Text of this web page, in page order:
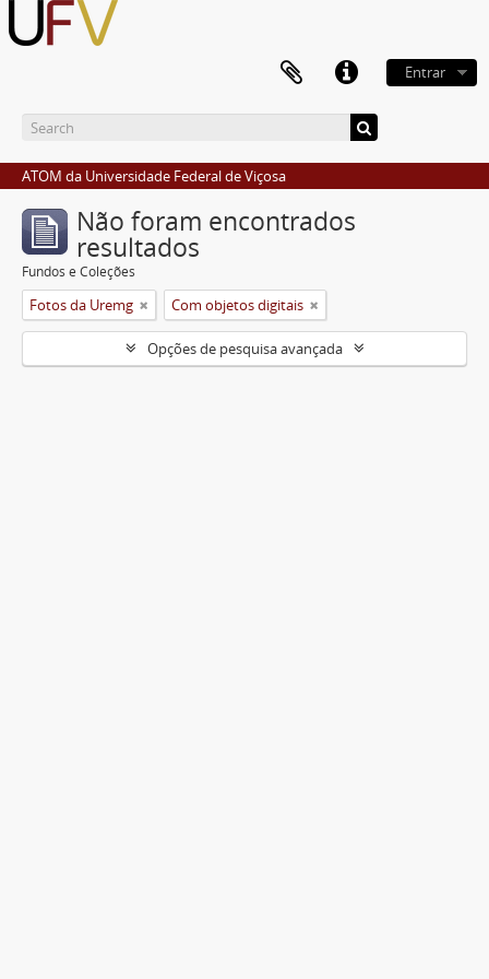
Entrar
ATOM da Universidade Federal de Viçosa
Não foram encontrados
resultados
Fundos e Coleções
Fotos da Uremg Com objetos digitais
Opções de pesquisa avançada